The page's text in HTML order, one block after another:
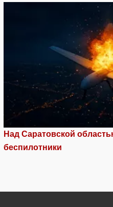
Над Саратовской
беспилотники